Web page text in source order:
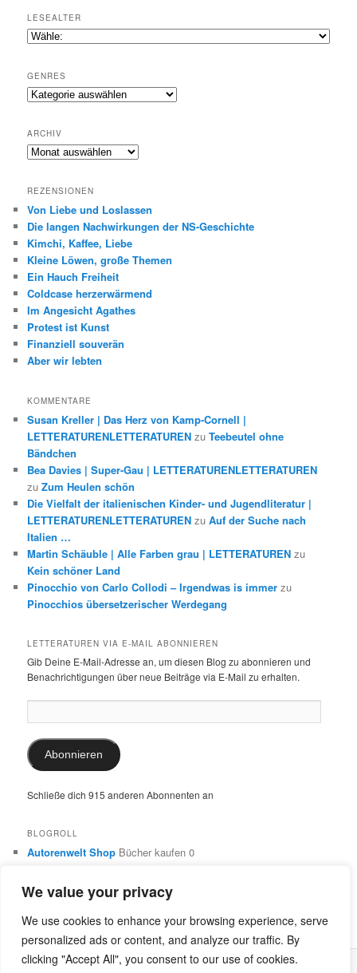
We value your privacy
We use cookies to enhance your browsing experience, serve
personalized ads or content, and analyze our traffic. By
clicking "Accept All", you consent to our use of cookies.
LESEALTER
GENRES
Genres
ARCHIV
Archiv
REZENSIONEN
Von Liebe und Loslassen
Die langen Nachwirkungen der NS-Geschichte
Kimchi, Kaffee, Liebe
Kleine Löwen, große Themen
Ein Hauch Freiheit
Coldcase herzerwärmend
Im Angesicht Agathes
Protest ist Kunst
Finanziell souverän
Aber wir lebten
KOMMENTARE
Susan Kreller | Das Herz von Kamp-Cornell |
LETTERATURENLETTERATUREN zuTeebeutel ohne
Bändchen
Bea Davies | Super-Gau | LETTERATURENLETTERATUREN
zuZum Heulen schön
Die Vielfalt der italienischen Kinder- und Jugendliteratur |
LETTERATURENLETTERATUREN zuAuf der Suche nach
Italien …
Martin Schäuble | Alle Farben grau | LETTERATUREN zu
Kein schöner Land
Pinocchio von Carlo Collodi – Irgendwas is immer zu
Pinocchios übersetzerischer Werdegang
LETTERATUREN VIA E-MAIL ABONNIEREN
Gib Deine E-Mail-Adresse an, um diesen Blog zu abonnieren und
Benachrichtigungen über neue Beiträge via E-Mail zu erhalten.
Mail-
Adresse:
Abonnieren
Schließe dich 915 anderen Abonnenten an
BLOGROLL
Autorenwelt Shop Bücher kaufen 0
0
Dr. Ulrike SchimmingÜbersetzungen aus dem Italienischen
und Englischen 0